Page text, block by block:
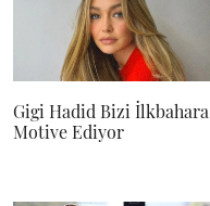
Gigi Hadid Bizi İlkbahara
Motive Ediyor